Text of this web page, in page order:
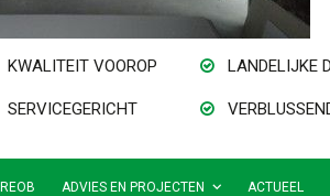
KWALITEIT VOOROP LANDELIJKE
SERVICEGERICHT
ADVIES EN PROJECTEN ACTUEEL